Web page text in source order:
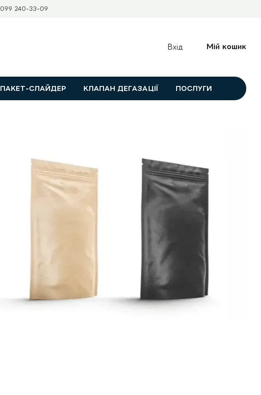
099 240-33-09
Вхід Мій кошик
ПАКЕТ-СЛАЙДЕР КЛАПАН ДЕГАЗАЦІЇ ПОСЛУГИ